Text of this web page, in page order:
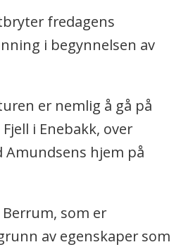
fredagens
i begynnelsen av
er nemlig å gå på
i Enebakk, over
Amundsens hjem på
som er
av egenskaper som